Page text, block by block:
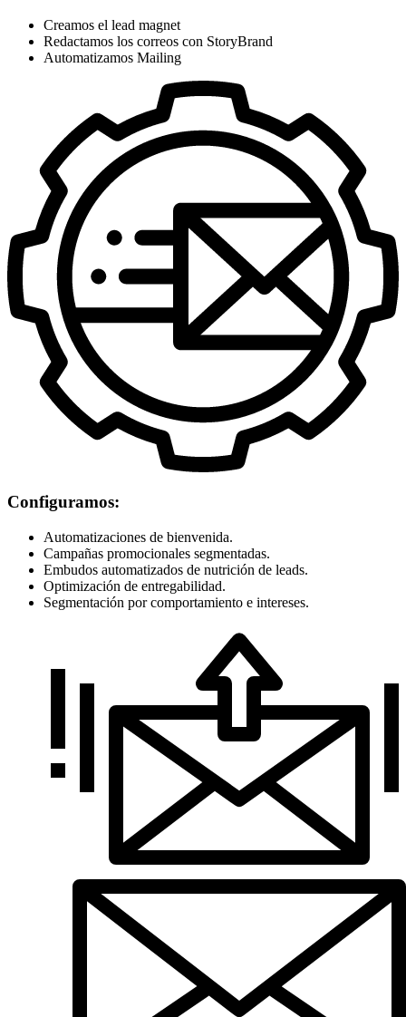
Creamos el lead magnet
Redactamos los correos con StoryBrand
Automatizamos Mailing
Configuramos:
Automatizaciones de bienvenida.
Campañas promocionales segmentadas.
Embudos automatizados de nutrición de leads.
Optimización de entregabilidad.
Segmentación por comportamiento e intereses.